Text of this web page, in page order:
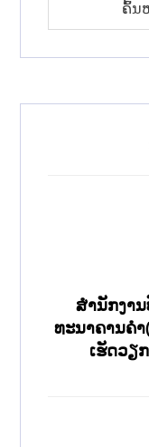
ສຳນັກງາ
ທະນາຄານຄຳ
ເຮັດວຽ